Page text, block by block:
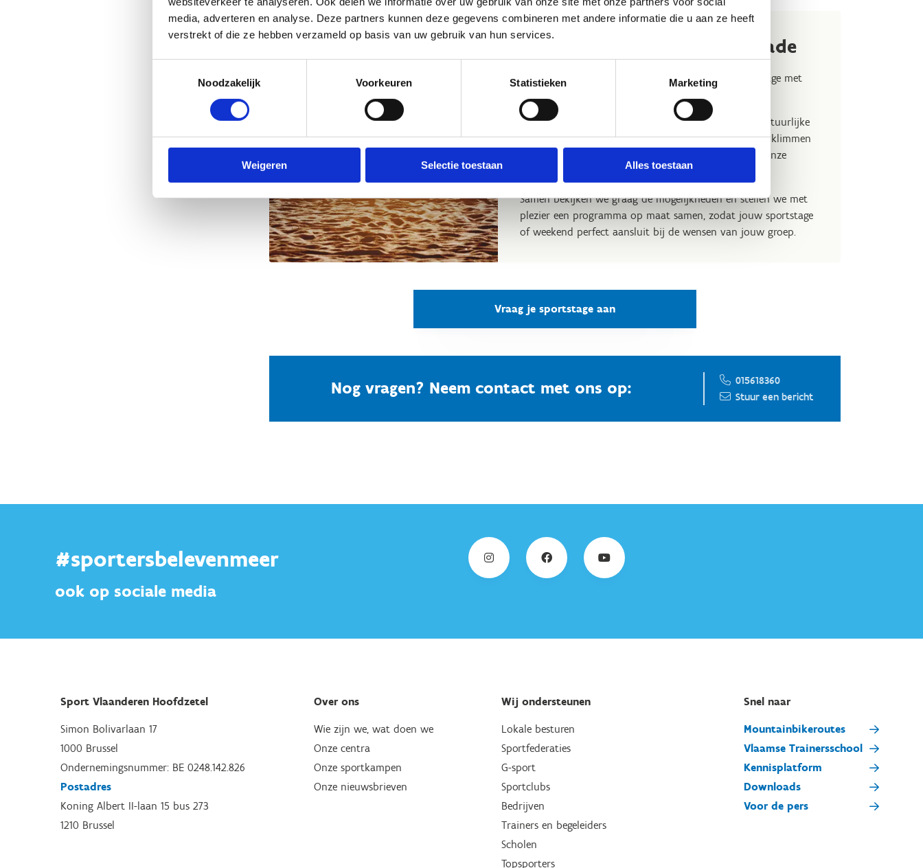
media, adverteren en analyse. Deze partners kunnen deze gegevens combineren met andere informatie die u aan ze heeft
verstrekt of die ze hebben verzameld op basis van uw gebruik van hun services.
Noodzakelijk
Voorkeuren Statistieken Marketing
Weigeren Selectie toestaan Alles toestaan
Kom op sportstage in Hofstade
Wil je met je sportclub, vereniging of federatie een stage met
In Hofstade vind je alles wat je nodig hebt voor avontuurlijke
outdoorsporten, van kajakken en mountainbiken tot klimmen
en meer. Maar ook voor allerlei indoorsporten biedt onze
sporthal uitstekende faciliteiten.
Samen bekijken we graag de mogelijkheden en stellen we met
plezier een programma op maat samen, zodat jouw sportstage
of weekend perfect aansluit bij de wensen van jouw groep.
Vraag je sportstage aan
Nog vragen? Neem contact met ons op:
015618360
Stuur een bericht
#sportersbelevenmeer
ook op sociale media
Sport Vlaanderen Hoofdzetel
Simon Bolivarlaan 17
1000 Brussel
Ondernemingsnummer: BE 0248.142.826
Postadres
Koning Albert II-laan 15 bus 273
1210 Brussel
Over ons
Wie zijn we, wat doen we
Onze centra
Onze sportkampen
Onze nieuwsbrieven
Wij ondersteunen
Lokale besturen
Sportfederaties
G-sport
Sportclubs
Bedrijven
Trainers en begeleiders
Scholen
Topsporters
Snel naar
Mountainbikeroutes
Vlaamse Trainersschool
Kennisplatform
Downloads
Voor de pers